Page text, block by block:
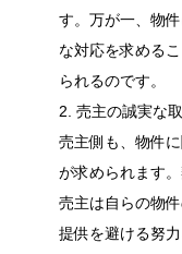
す。万が一、物
な対応を求める
られるのです。
2. 売主の誠実な
売主側も、物件
が求められます
売主は自らの物
提供を避ける努力